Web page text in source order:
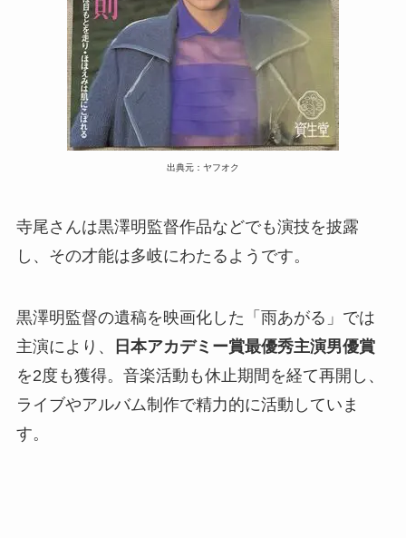
出典元：ヤフオク
寺尾さんは黒澤明監督作品などでも演技を披露
し、その才能は多岐にわたるようです。
黒澤明監督の遺稿を映画化した「雨あがる」では
主演により、
日本アカデミー賞最優秀主演男優賞
を2度も獲得。音楽活動も休止期間を経て再開し、
ライブやアルバム制作で精力的に活動していま
す。